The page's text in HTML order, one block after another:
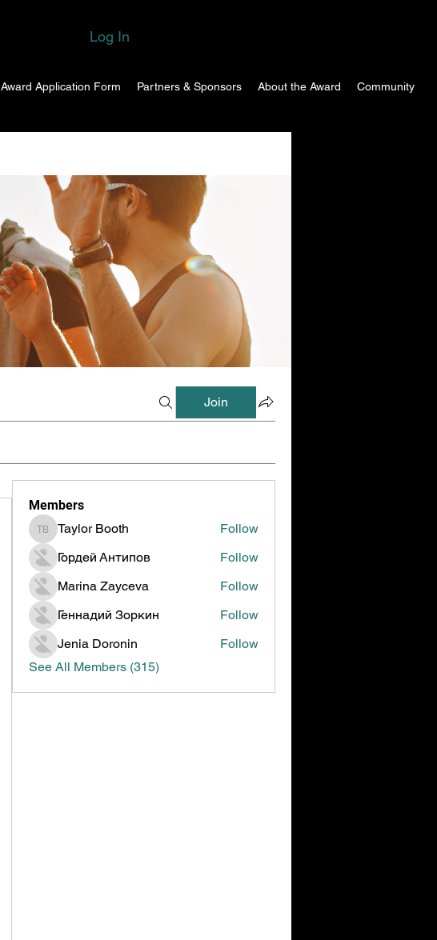
Log In
Award Application Form Partners & Sponsors About the Award Community
Join
Members
Taylor Booth
Taylor Booth
Follow
Гордей Антипов
Follow
Marina Zayceva
Follow
Геннадий Зоркин
Follow
Jenia Doronin
Follow
See All Members (315)